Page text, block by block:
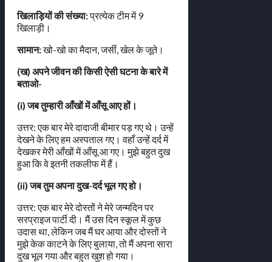
खिलाड़ियों की संख्या:प्रत्येक टीम में 9
खिलाड़ी।
सामान:खो-खो का मैदान, जर्सी, खेल के जूते।
(ख) अपने जीवन की किसी ऐसी घटना के बारे में
बताओ-
(i) जब तुम्हारी आँखों में आँसू आए हों।
उत्तर: एक बार मेरे दादाजी बीमार पड़ गए थे। उन्हें
देखने के लिए हम अस्पताल गए। वहाँ उन्हें दर्द में
देखकर मेरी आँखों में आँसू आ गए। मुझे बहुत दुख
हुआ कि वे इतनी तकलीफ में हैं।
(ii) जब तुम अपना दुख-दर्द भूल गए हो।
उत्तर: एक बार मेरे दोस्तों ने मेरे जन्मदिन पर
सरप्राइज पार्टी दी। मैं उस दिन स्कूल में कुछ
उदास था, लेकिन जब मैं घर आया और दोस्तों ने
मुझे केक काटने के लिए बुलाया, तो मैं अपना सारा
दुख भूल गया और बहुत खुश हो गया।